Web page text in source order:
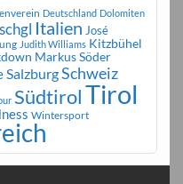
Deutschland Dolomiten
Italien José
Judith Williams Kitzbühel
Markus Söder
SalzburgSchweiz
SüdtirolTirol
Wintersport